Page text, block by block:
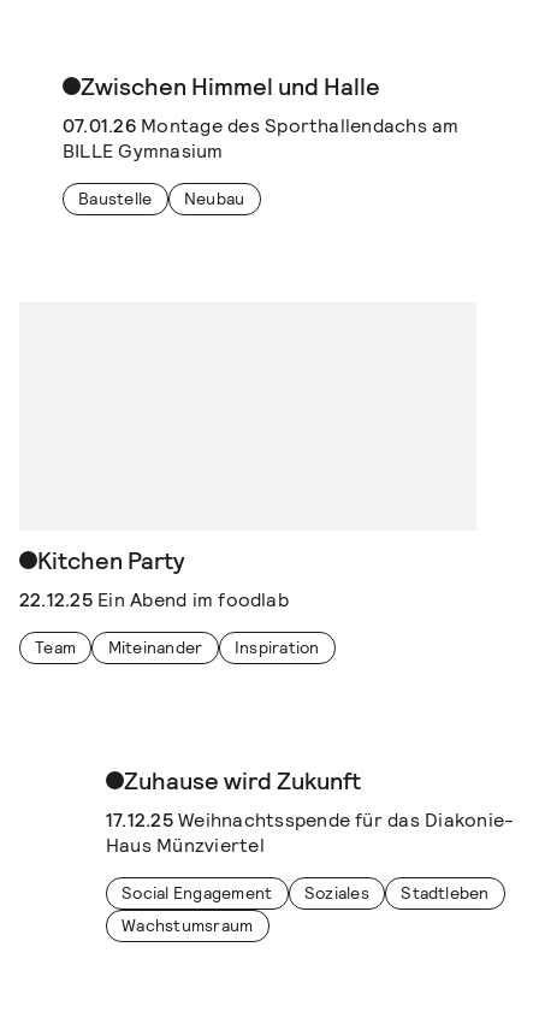
Zwischen Himmel und Halle
07.01.26Montage des Sporthallendachs am
BILLE Gymnasium
Baustelle Neubau
Kitchen Party
22.12.25Ein Abend im foodlab
Team Miteinander Inspiration
Zuhause wird Zukunft
17.12.25Weihnachtsspende für das Diakonie-
Haus Münzviertel
Social Engagement Soziales
Stadtleben
Wachstumsraum